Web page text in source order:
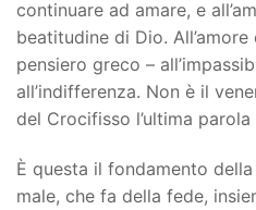
continuare ad amare, e
beatitudine di Dio.
pensiero greco –
all’indifferenza. Non è il
del Crocifisso l’ultima
È questa il fondamento
male, che fa della fede,